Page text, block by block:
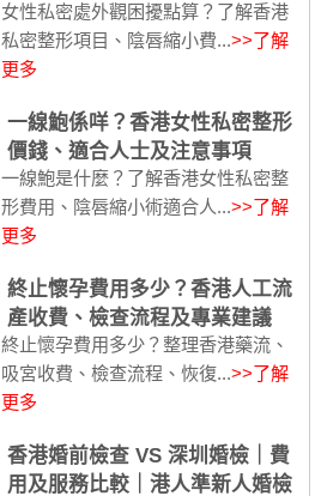
女性私密處外觀困擾點算？了解香港
私密整形項目、陰唇縮小費...>>了解
更多
一線鮑係咩？香港女性私密整形
價錢、適合人士及注意事項
一線鮑是什麼？了解香港女性私密整
形費用、陰唇縮小術適合人...>>了解
更多
終止懷孕費用多少？香港人工流
產收費、檢查流程及專業建議
終止懷孕費用多少？整理香港藥流、
吸宮收費、檢查流程、恢復...>>了解
更多
香港婚前檢查 VS 深圳婚檢｜費
用及服務比較｜港人準新人婚檢